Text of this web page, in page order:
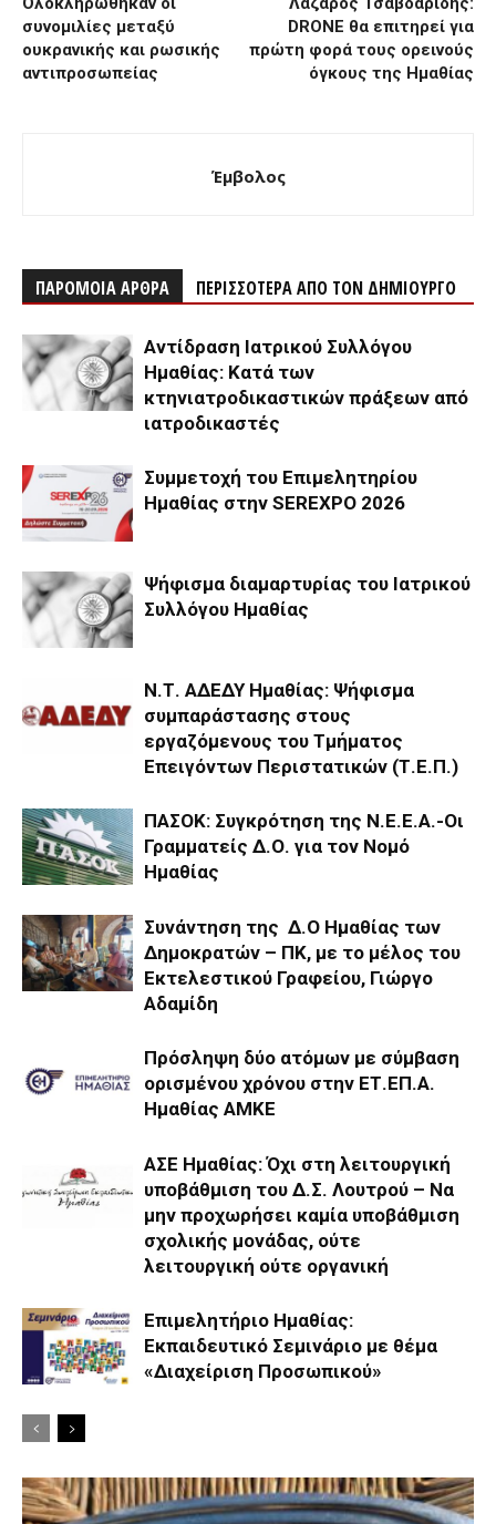
συνομιλίες μεταξύ
ουκρανικής και ρωσικής
αντιπροσωπείας
DRONE θα επιτηρεί για
πρώτη φορά τους ορεινούς
όγκους της Ημαθίας
Έμβολος
ΠΑΡΟΜΟΙΑ ΑΡΘΡΑ ΠΕΡΙΣΣΟΤΕΡΑ ΑΠΟ ΤΟΝ ΔΗΜΙΟΥΡΓΟ
Αντίδραση Ιατρικού Συλλόγου
Ημαθίας: Κατά των
κτηνιατροδικαστικών πράξεων από
ιατροδικαστές
Συμμετοχή του Επιμελητηρίου
Ημαθίας στην SEREXPO 2026
Ψήφισμα διαμαρτυρίας του Ιατρικού
Συλλόγου Ημαθίας
Ν.Τ. ΑΔΕΔΥ Ημαθίας: Ψήφισμα
συμπαράστασης στους
εργαζόμενους του Τμήματος
Επειγόντων Περιστατικών (Τ.Ε.Π.)
ΠΑΣΟΚ: Συγκρότηση της Ν.Ε.Ε.Α.-Οι
Γραμματείς Δ.Ο. για τον Νομό
Ημαθίας
Συνάντηση της Δ.Ο Ημαθίας των
Δημοκρατών – ΠΚ, με το μέλος του
Εκτελεστικού Γραφείου, Γιώργο
Αδαμίδη
Πρόσληψη δύο ατόμων με σύμβαση
ορισμένου χρόνου στην ΕΤ.ΕΠ.Α.
Ημαθίας ΑΜΚΕ
ΑΣΕ Ημαθίας: Όχι στη λειτουργική
υποβάθμιση του Δ.Σ. Λουτρού – Να
μην προχωρήσει καμία υποβάθμιση
σχολικής μονάδας, ούτε
λειτουργική ούτε οργανική
Επιμελητήριο Ημαθίας:
Εκπαιδευτικό Σεμινάριο με θέμα
«Διαχείριση Προσωπικού»